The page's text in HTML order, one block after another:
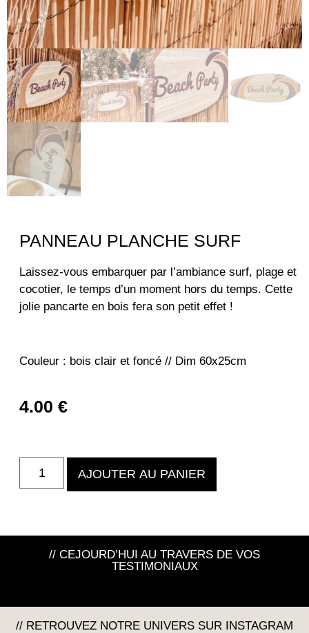
PANNEAU PLANCHE SURF
Laissez-vous embarquer par l’ambiance surf, plage et
cocotier, le temps d’un moment hors du temps. Cette
jolie pancarte en bois fera son petit effet !
Couleur : bois clair et foncé // Dim 60x25cm
4.00 €
AJOUTER AU PANIER
// CEJOURD’HUI AU TRAVERS DE VOS
TESTIMONIAUX
// RETROUVEZ NOTRE UNIVERS SUR INSTAGRAM